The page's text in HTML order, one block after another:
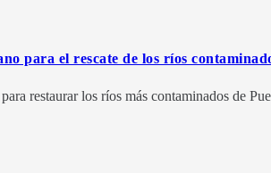
para el rescate de los ríos
restaurar los ríos más contaminados de